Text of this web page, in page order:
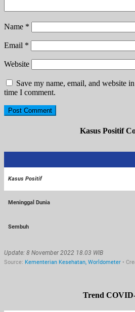
Name *
Email *
Website
Save my name, email, and website
time I comment.
Kasus Positif
Trend